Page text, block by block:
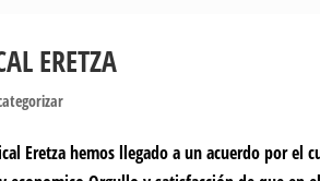
ERETZA
Eretza hemos llegado a un acuerdo por el